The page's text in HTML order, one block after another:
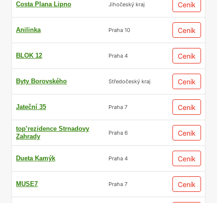
Costa Plana Lipno Jihočeský kraj Ceník
Anilinka Praha 10 Ceník
BLOK 12 Praha 4 Ceník
Byty Borovského Středočeský kraj Ceník
Jateční 35 Praha 7 Ceník
top’rezidence Strnadovy
Zahrady
Praha 6 Ceník
Dueta Kamýk Praha 4 Ceník
MUSE7 Praha 7 Ceník